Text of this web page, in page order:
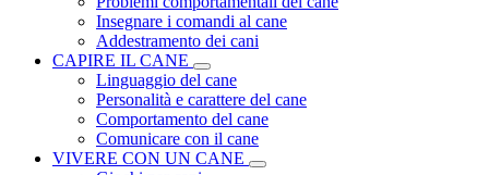
Insegnare i comandi al cane
Addestramento dei cani
CAPIRE IL CANE
Linguaggio del cane
Personalità e carattere del cane
Comportamento del cane
Comunicare con il cane
VIVERE CON UN CANE